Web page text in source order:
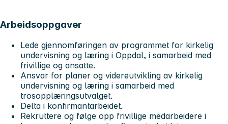
Arbeidsoppgaver
Lede gjennomføringen av programmet for kirkelig
undervisning og læring i Oppdal, i samarbeid med
frivillige og ansatte.
Ansvar for planer og videreutvikling av kirkelig
undervisning og læring i samarbeid med
trosopplæringsutvalget.
Delta i konfirmantarbeidet.
Rekruttere og følge opp frivillige medarbeidere i